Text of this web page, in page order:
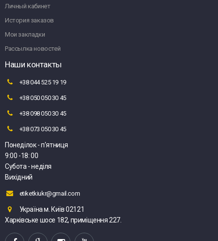
Личный кабинет
История заказов
Мои закладки
Рассылка новостей
Наши контакты
+38 044 525 19 19
+38 050 050 30 45
+38 098 050 30 45
+38 073 050 30 45
Понеділок - п'ятниця
9:00 -18: 00
Субота - неділя
Вихідний
etiketkiukr@gmail.com
Україна м. Київ 02121
Харківське шосе 182, приміщення 227.